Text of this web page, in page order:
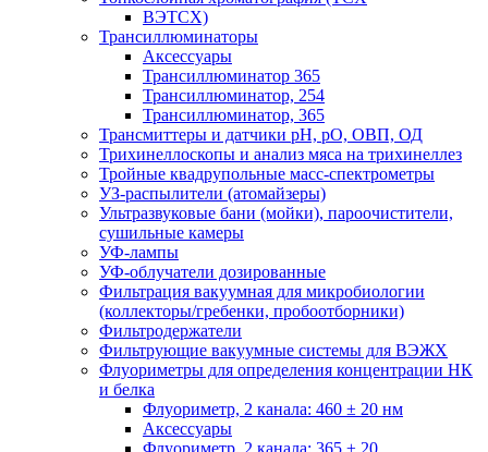
ВЭТСХ)
Трансиллюминаторы
Аксессуары
Трансиллюминатор 365
Трансиллюминатор, 254
Трансиллюминатор, 365
Трансмиттеры и датчики рН, рО, ОВП, ОД
Трихинеллоскопы и анализ мяса на трихинеллез
Тройные квадрупольные масс-спектрометры
УЗ-распылители (атомайзеры)
Ультразвуковые бани (мойки), пароочистители,
сушильные камеры
УФ-лампы
УФ-облучатели дозированные
Фильтрация вакуумная для микробиологии
(коллекторы/гребенки, пробоотборники)
Фильтродержатели
Фильтрующие вакуумные системы для ВЭЖХ
Флуориметры для определения концентрации НК
и белка
Флуориметр, 2 канала: 460 ± 20 нм
Аксессуары
Флуориметр, 2 канала: 365 ± 20